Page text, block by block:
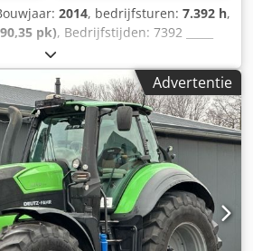
2014, bedrijfsturen: 7.392 h,
pk), Bedrijfstijden: 7392 _____
7932
ongeveer 2 jaar geleden
Deutz-werkplaats Motor
en de peilstok Motor:
6.057 cc Nominaal vermogen:
280 l, AdBlue: 35 l
versnellingsbak 32/32, 50
omkeerschakeling Aftakas:
Crodpfxezdmugo Aifjf Voorste
LC 120 l/min 5 dubbelwerkende
hefinrichting 1 DW Assen:
Advertentie